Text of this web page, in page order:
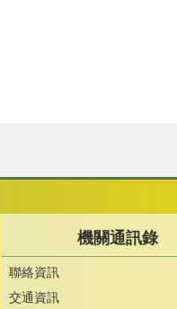
機關通訊錄
聯絡資訊
交通資訊